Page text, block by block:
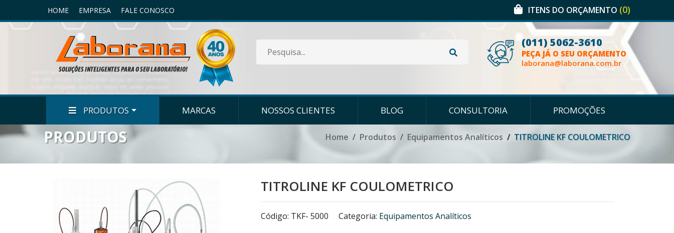
HOME EMPRESA FALE CONOSCO ITENS DO ORÇAMENTO (0)
(011) 5062-3610
PEÇA JÁ O SEU ORÇAMENTO
laborana@laborana.com.br
PRODUTOS MARCAS NOSSOS CLIENTES BLOG CONSULTORIA PROMOÇÕES
PRODUTOS Home Produtos Equipamentos Analíticos TITROLINE KF COULOMETRICO
TITROLINE KF COULOMETRICO
Código: TKF- 5000 Categoria: Equipamentos Analíticos